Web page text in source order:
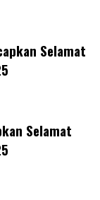
Selamat
Selamat